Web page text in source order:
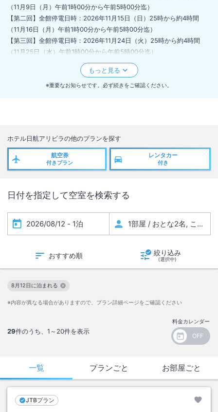
（11月9日（月）午前1時00分から午前5時00分迄）
【第二回】全館停電日時：2026年11月15日（日）25時から約4時間
（11月16日（月）午前1時00分から午前5時00分迄）
【第三回】全館停電日時：2026年11月24日（火）25時から約4時間
（11月25日（水）午前1時00分から午前5時00分迄）
＜停電中は以下の点にご留意くださいますようお願い申し上げます。＞
1）自動火災報知設備やスプリンクラーは通常どおり作動いたします。
2）停電中は客室のシャワーの温水は使用できません。
能です。
6）停電復旧時、客室の照明が点灯する場合があります。
※重要なお知らせです。必ず続きをご確認ください。
ホテル日航アリビラの他のプランを探す
航空券
付きプラン
レンタカー
付き
日付を指定して空室を検索する
おすすめ順 絞り込み
(選択中)
29件のうち、 1～20件を表示
料金カレンダー
8月12日に泊まれる
この絞り込み条件を解除
※内容が異なる場合がありますので、プラン詳細ページをご確認ください
一覧 プランごと お部屋ごと
JTBプラン